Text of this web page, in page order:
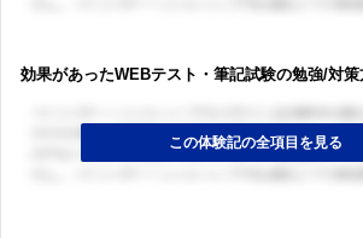
効果があったWEBテスト・筆記試験の勉強/対策